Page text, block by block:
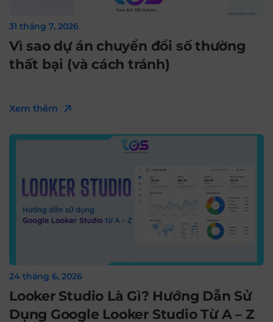
31 tháng 7, 2026
Vì sao dự án chuyển đổi số thường
thất bại (và cách tránh)
Xem thêm
24 tháng 6, 2026
Looker Studio Là Gì? Hướng Dẫn Sử
Dụng Google Looker Studio Từ A – Z